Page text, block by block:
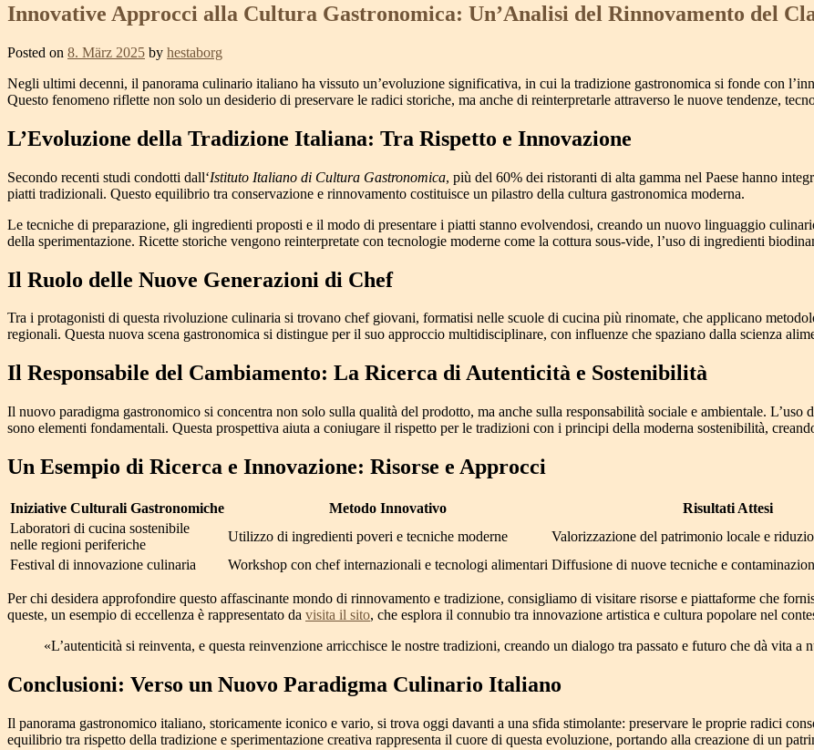
Innovative Approcci alla Cultura Gastronomica: Un’Analisi del Rinnovamento del
Posted on 8. März 2025 by hestaborg
Negli ultimi decenni, il panorama culinario italiano ha vissuto un’evoluzione significativa, in cui la tradizione gastronomica si fonde con
Questo fenomeno riflette non solo un desiderio di preservare le radici storiche, ma anche di reinterpretarle attraverso le nuove tendenze,
L’Evoluzione della Tradizione Italiana: Tra Rispetto e Innovazione
Secondo recenti studi condotti dall‘Istituto Italiano di Cultura Gastronomica, più del 60% dei ristoranti di alta gamma nel Paese hanno
piatti tradizionali. Questo equilibrio tra conservazione e rinnovamento costituisce un pilastro della cultura gastronomica moderna.
Le tecniche di preparazione, gli ingredienti proposti e il modo di presentare i piatti stanno evolvendosi, creando un nuovo linguaggio
della sperimentazione. Ricette storiche vengono reinterpretate con tecnologie moderne come la cottura sous-vide, l’uso di ingredienti
Il Ruolo delle Nuove Generazioni di Chef
Tra i protagonisti di questa rivoluzione culinaria si trovano chef giovani, formatisi nelle scuole di cucina più rinomate, che applicano
regionali. Questa nuova scena gastronomica si distingue per il suo approccio multidisciplinare, con influenze che spaziano dalla scienza
Il Responsabile del Cambiamento: La Ricerca di Autenticità e Sostenibilità
Il nuovo paradigma gastronomico si concentra non solo sulla qualità del prodotto, ma anche sulla responsabilità sociale e ambientale.
sono elementi fondamentali. Questa prospettiva aiuta a coniugare il rispetto per le tradizioni con i principi della moderna sostenibilità,
Un Esempio di Ricerca e Innovazione: Risorse e Approcci
Iniziative Culturali Gastronomiche Metodo Innovativo
Risultati Attesi
Laboratori di cucina sostenibile
nelle regioni periferiche
Utilizzo di ingredienti poveri e tecniche moderne
Valorizzazione del patrimonio locale e
Festival di innovazione culinaria
Workshop con chef internazionali e tecnologi alimentari Diffusione di nuove tecniche e
Per chi desidera approfondire questo affascinante mondo di rinnovamento e tradizione, consigliamo di visitare risorse e piattaforme che
queste, un esempio di eccellenza è rappresentato da visita il sito, che esplora il connubio tra innovazione artistica e cultura popolare nel
«L’autenticità si reinventa, e questa reinvenzione arricchisce le nostre tradizioni, creando un dialogo tra passato e futuro che dà vita a
Conclusioni: Verso un Nuovo Paradigma Culinario Italiano
Il panorama gastronomico italiano, storicamente iconico e vario, si trova oggi davanti a una sfida stimolante: preservare le proprie radici
equilibrio tra rispetto della tradizione e sperimentazione creativa rappresenta il cuore di questa evoluzione, portando alla creazione di un